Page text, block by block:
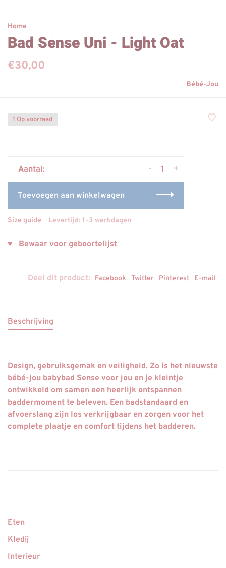
Home
Bad Sense Uni - Light Oat
€30,00
Bébé-Jou
1 Op voorraad
Aantal: +
-
Toevoegen aan winkelwagen
Size guide Levertijd: 1-3 werkdagen
♥ Bewaar voor geboortelijst
Deel dit product: Facebook Twitter Pinterest E-mail
Beschrijving
Design, gebruiksgemak en veiligheid. Zo is het nieuwste
bébé-jou babybad Sense voor jou en je kleintje
ontwikkeld om samen een heerlijk ontspannen
baddermoment te beleven. Een badstandaard en
afvoerslang zijn los verkrijgbaar en zorgen voor het
complete plaatje en comfort tijdens het badderen.
Eten
Kledij
Interieur